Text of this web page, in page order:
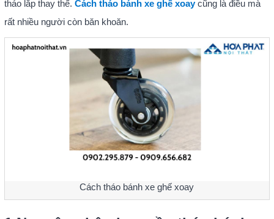
tháo lắp thay thế. Cách tháo bánh xe ghế xoaycũng là điều mà
rất nhiều người còn băn khoăn.
Cách tháo bánh xe ghế xoay